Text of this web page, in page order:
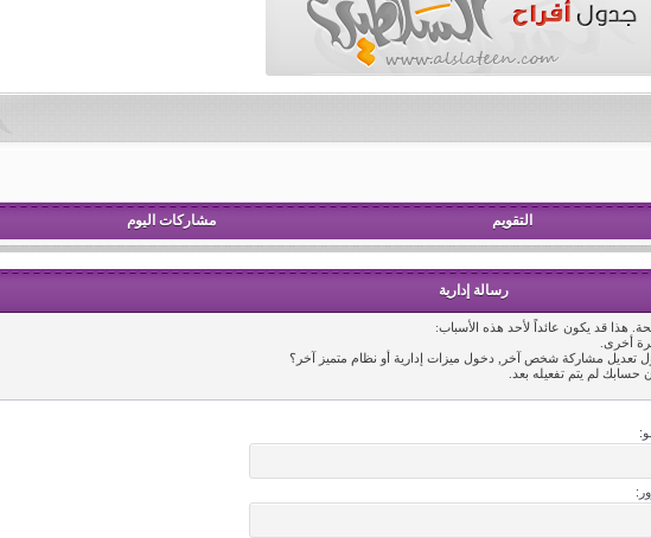
التقويم مشاركات اليوم
رسالة إدارية
هذا قد يكون عائداً لأحد هذه الأسباب:
أخرى.
تعديل مشاركة شخص آخر, دخول ميزات إدارية أو نظام متميز آخر؟
حسابك لم يتم تفعيله بعد.